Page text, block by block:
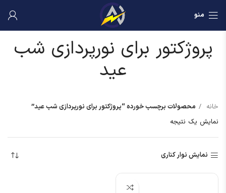
منو
پروژکتور برای نورپردازی شب
عید
خانه
محصولات برچسب خورده “پروژکتور برای نورپردازی شب عید”
نمایش یک نتیجه
نمایش نوار کناری